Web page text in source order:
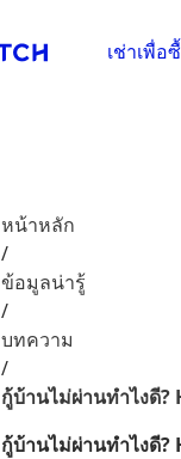
เช่าเพื่อ
หน้าหลัก
/
ข้อมูลน่ารู้
/
บทความ
/
กู้บ้านไม่ผ่านทำไงดี
กู้บ้านไม่ผ่านทำไงดี